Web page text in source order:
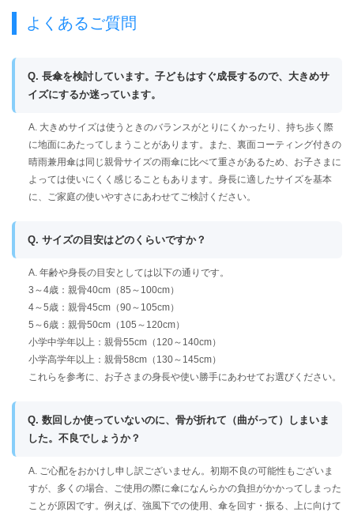
よくあるご質問
Q. 長傘を検討しています。子どもはすぐ成長するので、大きめサ
イズにするか迷っています。
A. 大きめサイズは使うときのバランスがとりにくかったり、持ち歩く際
に地面にあたってしまうことがあります。また、裏面コーティング付きの
晴雨兼用傘は同じ親骨サイズの雨傘に比べて重さがあるため、お子さまに
よっては使いにくく感じることもあります。身長に適したサイズを基本
に、ご家庭の使いやすさにあわせてご検討ください。
Q. サイズの目安はどのくらいですか？
A. 年齢や身長の目安としては以下の通りです。
3～4歳：親骨40cm（85～100cm）
4～5歳：親骨45cm（90～105cm）
5～6歳：親骨50cm（105～120cm）
小学中学年以上：親骨55cm（120～140cm）
小学高学年以上：親骨58cm（130～145cm）
これらを参考に、お子さまの身長や使い勝手にあわせてお選びください。
Q. 数回しか使っていないのに、骨が折れて（曲がって）しまいま
した。不良でしょうか？
A. ご心配をおかけし申し訳ございません。初期不良の可能性もございま
すが、多くの場合、ご使用の際に傘になんらかの負担がかかってしまった
ことが原因です。例えば、強風下での使用、傘を回す・振る、上に向けて